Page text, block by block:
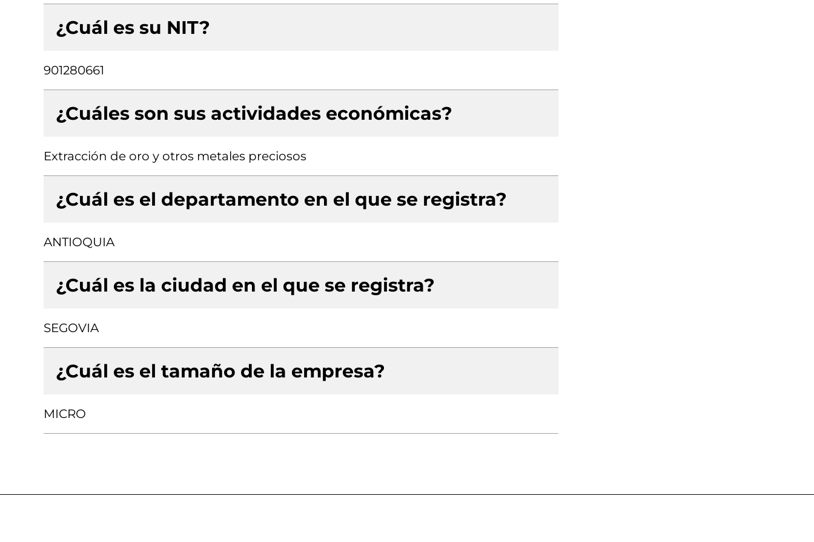
¿Cuál es su NIT?
901280661
¿Cuáles son sus actividades económicas?
Extracción de oro y otros metales preciosos
¿Cuál es el departamento en el que se registra?
ANTIOQUIA
¿Cuál es la ciudad en el que se registra?
SEGOVIA
¿Cuál es el tamaño de la empresa?
MICRO